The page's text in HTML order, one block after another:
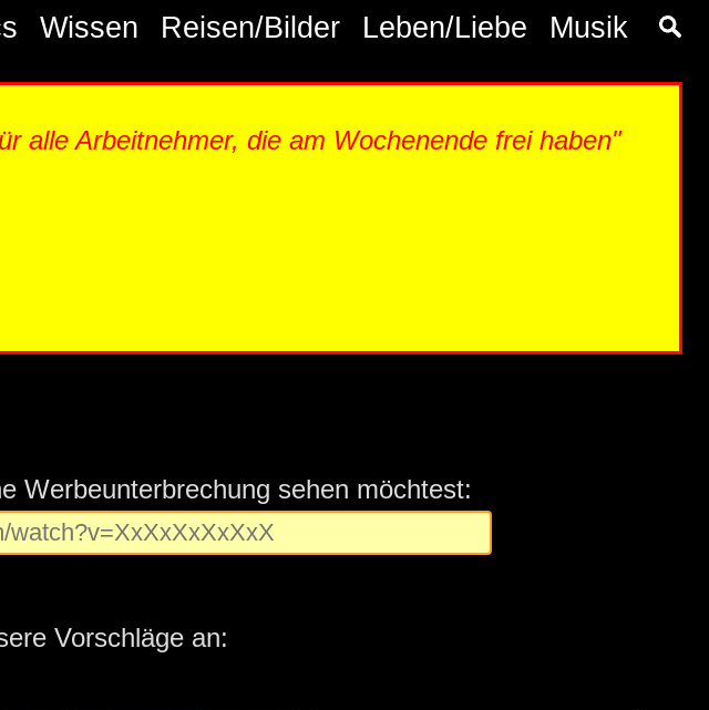
Wissen Reisen/Bilder Leben/Liebe Musik
alle Arbeitnehmer, die am Wochenende frei haben"
Werbeunterbrechung sehen möchtest:
Vorschläge an: